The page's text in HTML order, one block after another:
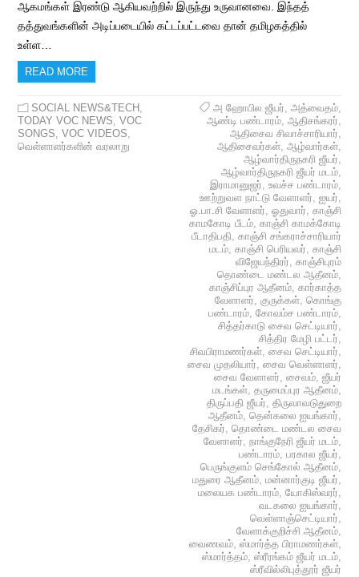
ஆகமங்கள் இரண்டு ஆகியவற்றில் இருந்து உருவானவை. இந்தத்
தத்துவங்களின் அடிப்படையில் கட்டப்பட்டவை தான் தமிழகத்தில்
உள்ள…
READ MORE
SOCIAL NEWS&TECH ,
TODAY VOC NEWS,VOC
SONGS,VOC VIDEOS,
வெள்ளாளர்களின் வரலாறு
அ ஹோபில ஜீயர், அத்வைதம்,
ஆண்டி பண்டாரம், ஆதிசங்கரர்,
ஆதிசைவ சிவாச்சாரியார்,
ஆதிசைவர்கள், ஆழ்வார்கள்,
ஆழ்வார்திருநகரி ஜீயர்,
ஆழ்வார்திருநகரி ஜீயர் மடம்,
இராமானுஜர், உவச்ச பண்டாரம்,
ஊற்றுவள நாட்டு வேளாளர், ஐயர்,
ஓ.பா.சி வேளாளர், ஓதுவார், காஞ்சி
காமகோடி பீடம், காஞ்சி காமக்கோடி
பீடாதிபதி, காஞ்சி சங்கராச்சாரியார்
மடம், காஞ்சி பெரியவர், காஞ்சி
விஜேயந்திரர், காஞ்சிபுரம்
தொண்டை மண்டல ஆதீனம்,
காஞ்சிப்புர ஆதீனம், கார்காத்த
வேளாளர், குருக்கள், கொங்கு
பண்டாரம், கோவம்ச பண்டாரம்,
சித்தர்காடு சைவ செட்டியார்,
சித்திர மேழி பட்டர்,
சிவபிராமணர்கள், சைவ செட்டியார்,
சைவ முதலியார், சைவ வெள்ளாளர்,
சைவ வேளாளர், சைவம், ஜீயர்
மடங்கள், தருமைப்புர ஆதீனம்,
திருப்பதி ஜீயர், திருவாவடுதுறை
ஆதீனம், தென்கலை ஐயங்கார்,
தேசிகர், தொண்டை மண்டல சைவ
வேளாளர், நாங்குநேரி ஜீயர் மடம்,
பண்டாரம், பரகால ஜீயர்,
பெருங்குளம் செங்கோல் ஆதீனம்,
மதுரை ஆதீனம், மன்னார்குடி ஜீயர்,
மலையக பண்டாரம், யோகிஸ்வரர்,
வடகலை ஐயங்கார்,
வெள்ளாஞ்செட்டியார்,
வேளாக்குறிச்சி ஆதீனம்,
வைணவம், ஸ்மார்த்த பிராமணர்கள்,
ஸ்மார்த்தம், ஸ்ரீரங்கம் ஜீயர் மடம்,
ஸ்ரீவில்லிபுத்தூர் ஜீயர்